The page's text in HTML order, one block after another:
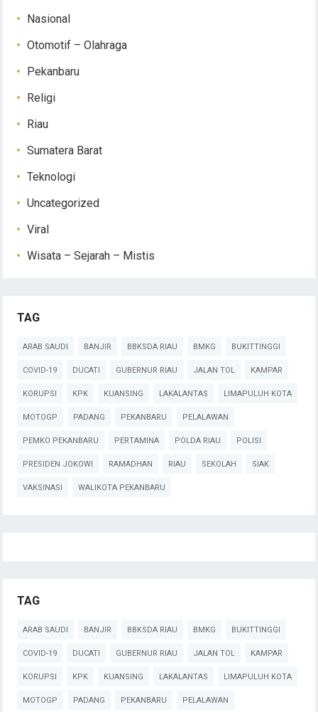
Nasional
Otomotif – Olahraga
Pekanbaru
Religi
Riau
Sumatera Barat
Teknologi
Uncategorized
Viral
Wisata – Sejarah – Mistis
TAG
ARAB SAUDI BANJIR BBKSDA RIAU BMKG BUKITTINGGI
COVID-19 DUCATI GUBERNUR RIAU JALAN TOL KAMPAR
KORUPSI KPK KUANSING LAKALANTAS LIMAPULUH KOTA
MOTOGP PADANG PEKANBARU PELALAWAN
PEMKO PEKANBARU PERTAMINA POLDA RIAU POLISI
PRESIDEN JOKOWI RAMADHAN RIAU SEKOLAH SIAK
VAKSINASI WALIKOTA PEKANBARU
TAG
ARAB SAUDI BANJIR BBKSDA RIAU BMKG BUKITTINGGI
COVID-19 DUCATI GUBERNUR RIAU JALAN TOL KAMPAR
KORUPSI KPK KUANSING LAKALANTAS LIMAPULUH KOTA
MOTOGP PADANG PEKANBARU PELALAWAN